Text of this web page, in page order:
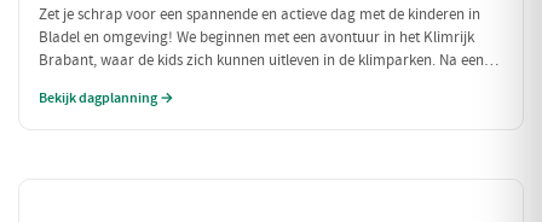
Zet je schrap voor een spannende en actieve dag met de kinderen in
Bladel en omgeving! We beginnen met een avontuur in het Klimrijk
Brabant, waar de kids zich kunnen uitleven in de klimparken. Na een
heerlijke traktatie bij Milly's IJs Boutique, waar je kunt zien hoe het
Bekijk dagplanning →